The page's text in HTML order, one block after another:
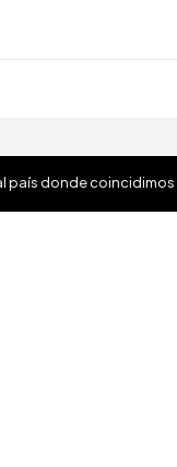
país donde coincidimos